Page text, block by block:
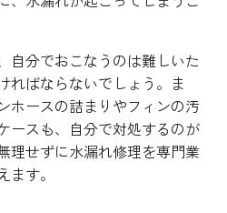
自分でおこなうのは難しいた
ればならないでしょう。ま
ホースの詰まりやフィンの汚
ースも、自分で対処するのが
理せずに水漏れ修理を専門業
す。